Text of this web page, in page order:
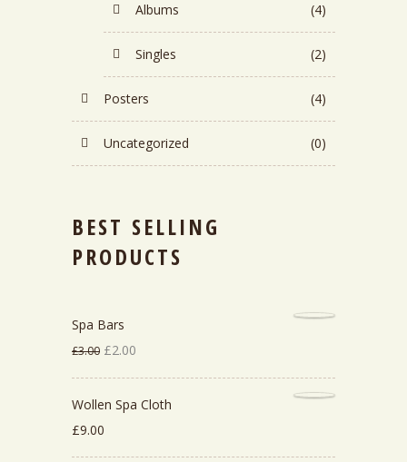
Albums (4)
Singles (2)
Posters (4)
Uncategorized (0)
BEST SELLING
PRODUCTS
Spa Bars
£3.00 El
precio
original
era:
£2.00
precio
actual
Wollen Spa Cloth
£9.00